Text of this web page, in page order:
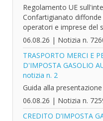
Regolamento UE
Confartigianato
operatori e imprese del
06.08.26 | Notizia n.
TRASPORTO MERCI E
D'IMPOSTA GASOLIO
notizia n. 2
Guida alla
06.08.26 | Notizia n.
CREDITO D’IMPOSTA